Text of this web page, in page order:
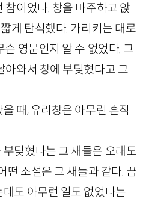
참이었다. 창을 마주하고 앉
게 탄식했다. 가리키는 대로
슨 영문인지 알 수 없었다. 그
아와서 창에 부딪혔다고 그
때, 유리창은 아무런 흔적
딪혔다는 그 새들은 오래도
떤 소설은 그 새들과 같다. 끔
도 아무런 일도 없었다는